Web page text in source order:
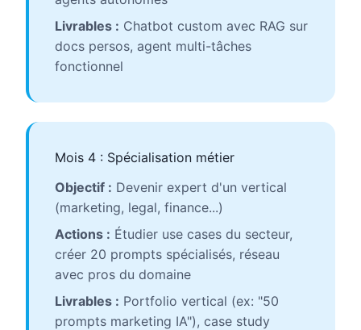
Livrables : Chatbot custom avec RAG sur
docs persos, agent multi-tâches
fonctionnel
Mois 4 : Spécialisation métier
Objectif : Devenir expert d'un vertical
(marketing, legal, finance...)
Actions : Étudier use cases du secteur,
créer 20 prompts spécialisés, réseau
avec pros du domaine
Livrables : Portfolio vertical (ex: "50
prompts marketing IA"), case study